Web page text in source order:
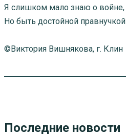
Я слишком мало знаю о войне,
Но быть достойной
©Виктория Вишнякова, г. Клин
Последние новости